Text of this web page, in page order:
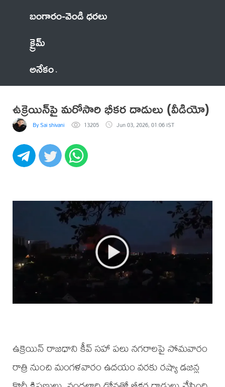
బంగారం-వెండి ధరలు
క్రైమ్
అనేకం
ఉక్రెయిన్‌పై మరోసారి భీకర దాడులు (వీడియో)
By Sai shivani 13205 Jun 03, 2026, 01:06 IST
ఉక్రెయిన్‌ రాజధాని కీవ్‌ సహా పలు నగరాలపై సోమవారం
రాత్రి నుంచి మంగళవారం ఉదయం వరకు రష్యా డజన్ల